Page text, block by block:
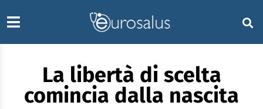
La libertà di scelta
comincia dalla nascita